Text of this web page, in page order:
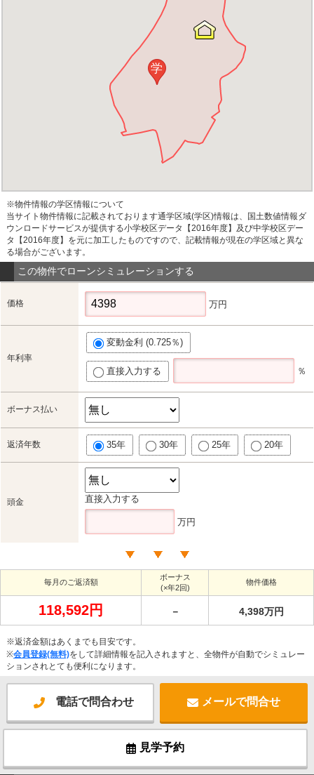
学
※物件情報の学区情報について
当サイト物件情報に記載されております通学区域(学区)情報は、国土数値情報ダ
ウンロードサービスが提供する小学校区データ【2016年度】及び中学校区デー
タ【2016年度】を元に加工したものですので、記載情報が現在の学区域と異な
る場合がございます。
この物件でローンシミュレーションする
価格 万円
年利率
変動金利 (0.725％)
直接入力する ％
ボーナス払い
返済年数 35年 30年 25年 20年
頭金 直接入力する
万円
毎月のご返済額
ボーナス
(×年2回)
物件価格
118,592円 － 4,398万円
※返済金額はあくまでも目安です。
※会員登録(無料)をして詳細情報を記入されますと、全物件が自動でシミュレー
ションされとても便利になります。
電話で問合わせ メールで問合せ
見学予約